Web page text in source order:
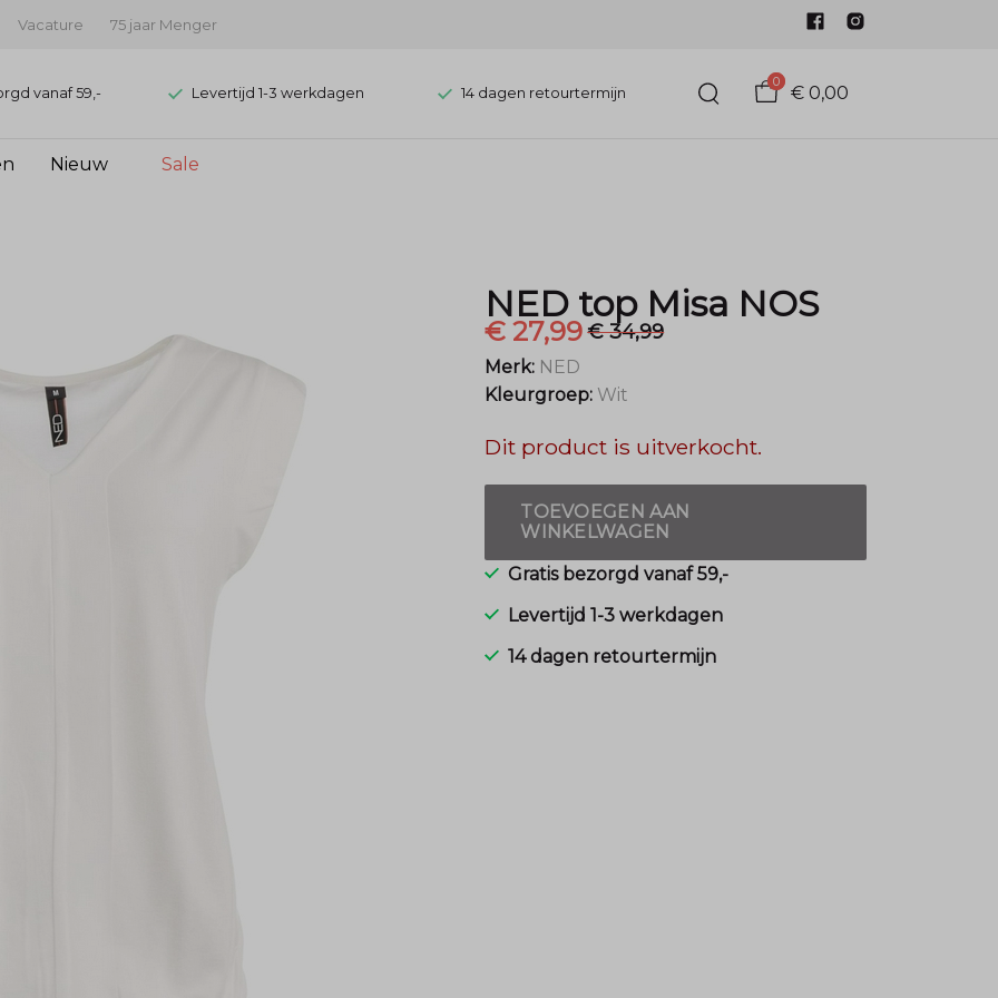
Vacature 75 jaar Menger
vanaf 59,- Levertijd 1-3 werkdagen 14 dagen retourtermijn
0
€ 0,00
Nieuw Sale
NED top Misa NOS
€ 27,99€ 34,99
Merk: NED
Kleurgroep: Wit
Dit product is uitverkocht.
TOEVOEGEN AAN
WINKELWAGEN
Gratis bezorgd vanaf 59,-
Levertijd 1-3 werkdagen
14 dagen retourtermijn